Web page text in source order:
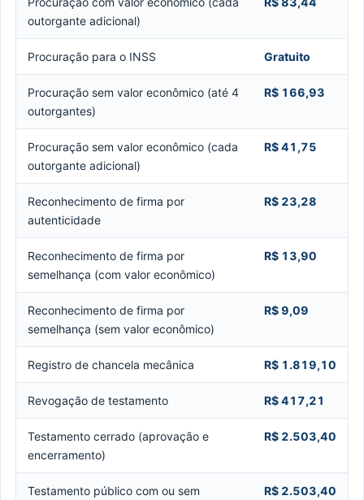
outorgante adicional)
Procuração para o INSS Gratuito
Procuração sem valor econômico (até 4
outorgantes)
R$ 166,93
Procuração sem valor econômico (cada
outorgante adicional)
R$ 41,75
Reconhecimento de firma por
autenticidade
R$ 23,28
Reconhecimento de firma por
semelhança (com valor econômico)
R$ 13,90
Reconhecimento de firma por
semelhança (sem valor econômico)
R$ 9,09
Registro de chancela mecânica R$ 1.819,10
Revogação de testamento R$ 417,21
Testamento cerrado (aprovação e
encerramento)
R$ 2.503,40
Testamento público com ou sem
R$ 2.503,40